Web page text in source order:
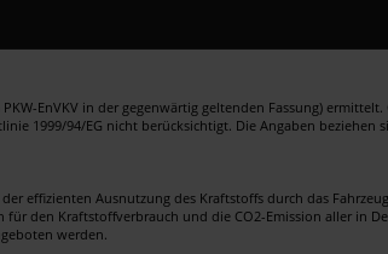
EnVKV in der gegenwärtig geltenden Fassung)
1999/94/EG nicht berücksichtigt. Die Angaben
effizienten Ausnutzung des Kraftstoffs durch das
den Kraftstoffverbrauch und die CO2-Emission aller
werden.